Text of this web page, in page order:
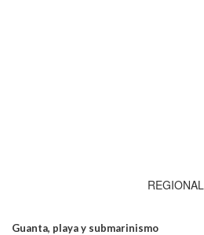
REGIONAL
Guanta, playa y submarinismo